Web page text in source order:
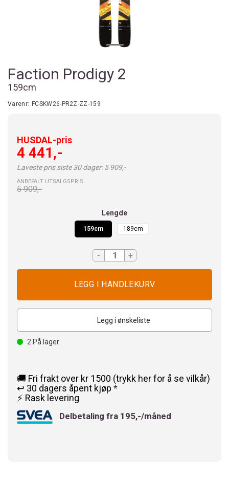
Faction Prodigy 2
159cm
Varenr: FCSKW26-PR2Z-ZZ-159
HUSDAL-pris
4 441,-
Laveste pris siste 30 dager: 5 909,-
ANBEFALT UTSALGSPRIS
5 909,-
Lengde
159cm 189cm
- +
Legg i ønskeliste
2 På lager
🚚 Fri frakt over kr 1500 (trykk her for å se vilkår)
↩️ 30 dagers åpent kjøp *
⚡ Rask levering
Delbetaling fra 195,-/måned